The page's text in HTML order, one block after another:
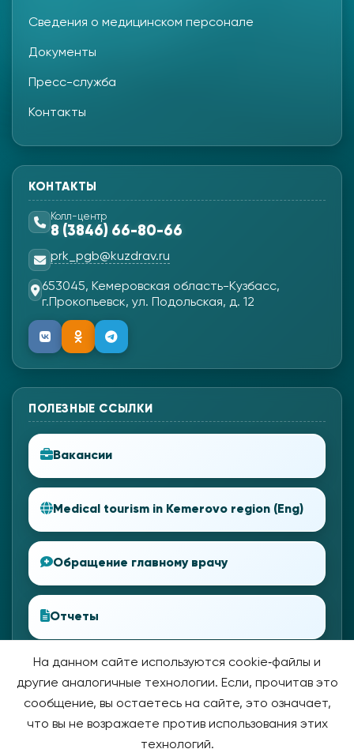
Сведения о медицинском персонале
Документы
Пресс-служба
Контакты
КОНТАКТЫ
Колл-центр
8 (3846) 66-80-66
prk_pgb@kuzdrav.ru
653045, Кемеровская область-Кузбасс,
г.Прокопьевск, ул. Подольская, д. 12
ПОЛЕЗНЫЕ ССЫЛКИ
Вакансии
Medical tourism in Kemerovo region (Eng)
Обращение главному врачу
Отчеты
На данном сайте используются cookie‑файлы и
другие аналогичные технологии. Если, прочитав это
сообщение, вы остаетесь на сайте, это означает,
что вы не возражаете против использования этих
технологий.